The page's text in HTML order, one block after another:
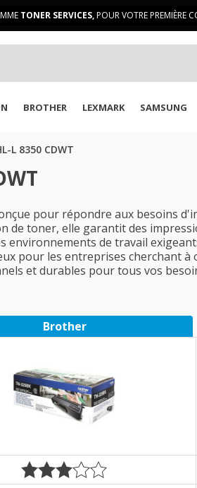
TONER SERVICES,POUR VOTRE PREMIÈRE
BROTHER LEXMARK SAMSUNG
L 8350 CDWT
pour répondre aux besoins
de toner, elle garantit des
de travail
pour les entreprises cherchant
et durables pour tous vos
Brother